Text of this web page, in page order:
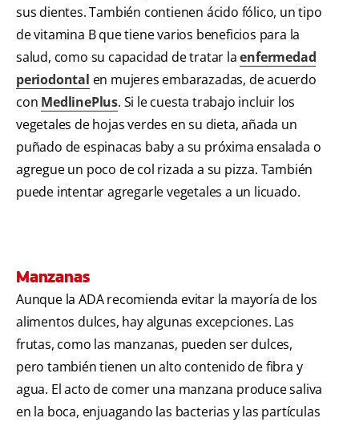
sus dientes. También contienen ácido fólico, un tipo
de vitamina B que tiene varios beneficios para la
salud, como su capacidad de tratar laenfermedad
periodontal en mujeres embarazadas, de acuerdo
con MedlinePlus. Si le cuesta trabajo incluir los
vegetales de hojas verdes en su dieta, añada un
puñado de espinacas baby a su próxima ensalada o
agregue un poco de col rizada a su pizza. También
puede intentar agregarle vegetales a un licuado.
Manzanas
Aunque la ADA recomienda evitar la mayoría de los
alimentos dulces, hay algunas excepciones. Las
frutas, como las manzanas, pueden ser dulces,
pero también tienen un alto contenido de fibra y
agua. El acto de comer una manzana produce saliva
en la boca, enjuagando las bacterias y las partículas